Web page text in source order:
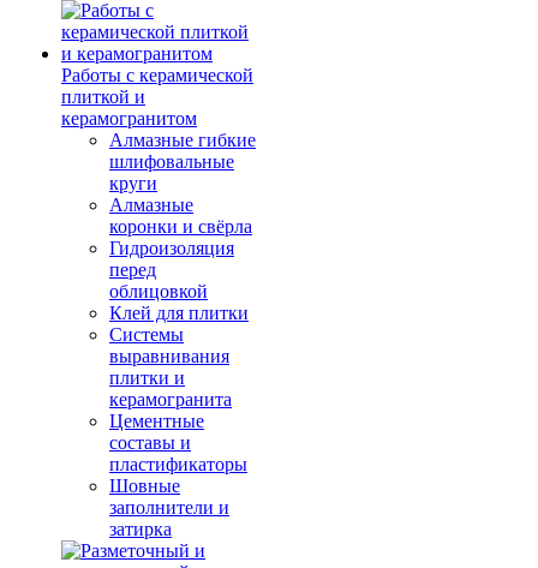
Работы с керамической
плиткой и
керамогранитом
Алмазные гибкие
шлифовальные
круги
Алмазные
коронки и свёрла
Гидроизоляция
перед
облицовкой
Клей для плитки
Системы
выравнивания
плитки и
керамогранита
Цементные
составы и
пластификаторы
Шовные
заполнители и
затирка